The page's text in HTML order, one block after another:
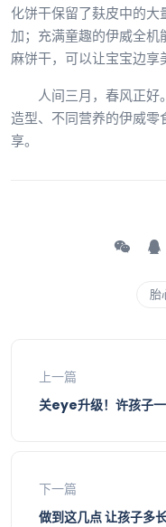
化饼干保留了麸皮中的大
加；充满童趣的伊威全机
麻饼干，可以让宝宝边享
人间三月，春风正好
造型、不同营养的伊威零
享。
胎
上一篇
关eye升级！许孩子
下一篇
做到这几点 让孩子多